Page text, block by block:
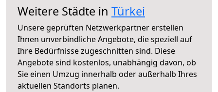
Weitere Städte in Türkei
Unsere geprüften Netzwerkpartner erstellen
Ihnen unverbindliche Angebote, die speziell auf
Ihre Bedürfnisse zugeschnitten sind. Diese
Angebote sind kostenlos, unabhängig davon, ob
Sie einen Umzug innerhalb oder außerhalb Ihres
aktuellen Standorts planen.